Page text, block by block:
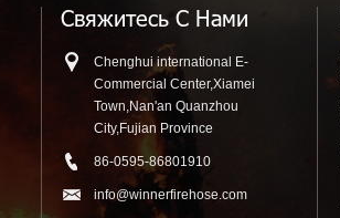
Свяжитесь С Нами
Chenghui international E-
Commercial Center,Xiamei
Town,Nan'an Quanzhou
City,Fujian Province
86-0595-86801910
info@winnerfirehose.com